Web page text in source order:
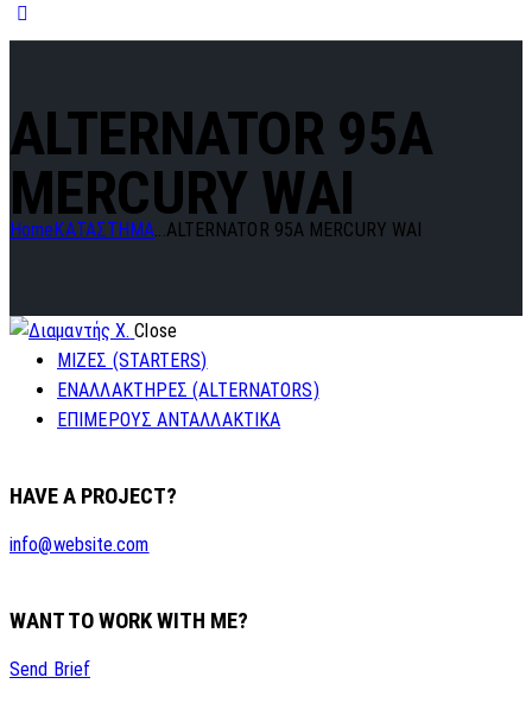
ALTERNATOR 95A
MERCURY WAI
Home ΚΑΤΑΣΤΗΜΑ...ALTERNATOR 95A MERCURY WAI
Close
ΜΙΖΕΣ (STARTERS)
ΕΝΑΛΛΑΚΤΗΡΕΣ (ALTERNATORS)
ΕΠΙΜΕΡΟΥΣ ΑΝΤΑΛΛΑΚΤΙΚΑ
HAVE A PROJECT?
info@website.com
WANT TO WORK WITH ME?
Send Brief